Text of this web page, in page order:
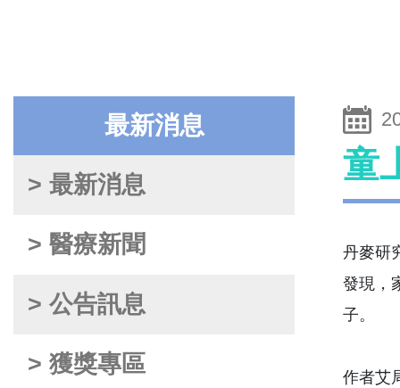
最新消息
> 最新消息
> 醫療新聞
> 公告訊息
> 獲獎專區
童
丹麥研
發現，
子。
作者艾